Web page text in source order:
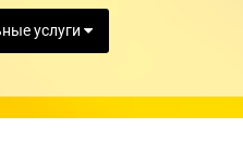
услуги